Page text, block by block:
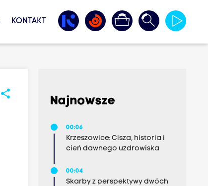
KONTAKT
share
Najnowsze
00:06
Krzeszowice: Cisza, historia i
cień dawnego uzdrowiska
00:04
Skarby z perspektywy dwóch